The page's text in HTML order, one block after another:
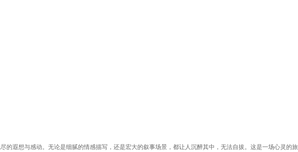
遐想与感动。无论是细腻的情感描写，还是宏大的叙事场景，都让人沉醉其中，无法自拔。这是一场心灵的旅